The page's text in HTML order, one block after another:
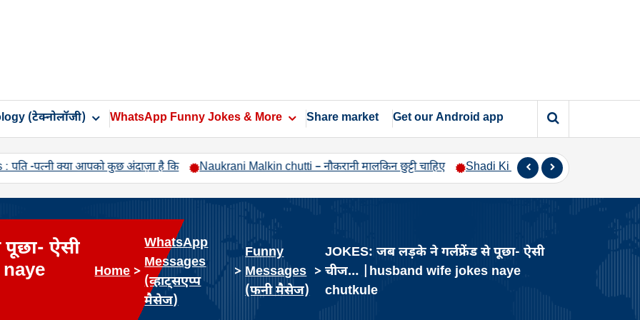
(टेक्नोलॉजी) WhatsApp Funny Jokes & More Share market Get our Android app
क्या आपको कुछ अंदाज़ा है कि Naukrani Malkin chutti – नौकरानी मालकिन छुट्टी चाहिए Shadi Ki raat – शादी की रात विवाह मंडप पर दूल्हा
ऐसी
Home>
WhatsApp
Messages
(व्हाट्सएप्प
मैसेज)
>
Funny
Messages
(फनी मैसेज)
>
JOKES: जब लड़के ने गर्लफ्रेंड से पूछा- ऐसी
चीज… |husband wife jokes naye
chutkule